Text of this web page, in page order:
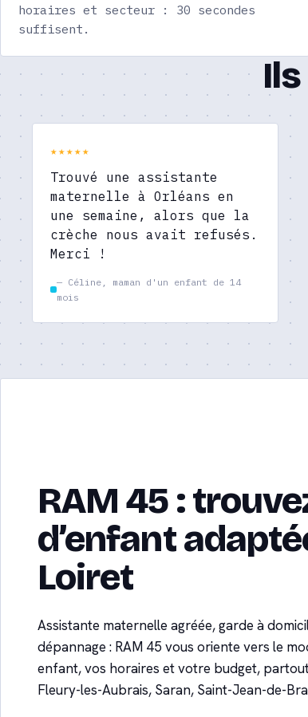
horaires et secteur : 30 secondes
suffisent.
★★★★★
Trouvé une assistante
maternelle à Orléans en
une semaine, alors que la
crèche nous avait refusés.
Merci !
— Céline, maman d'un enfant de 14
mois
RAM 45 :
d’enfant
Loiret
Assistante maternelle agréée, garde à
dépannage : RAM 45 vous oriente vers le
enfant, vos horaires et votre budget,
Fleury-les-Aubrais, Saran, Saint-Jean-de-